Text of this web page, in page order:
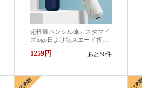
超軽量ペンシル傘カスタマイ
ズlogo日よけ黒スエード折り
たたみ傘ファッション簡単ラ
イン晴れ傘卸売り
1259円 あと50件